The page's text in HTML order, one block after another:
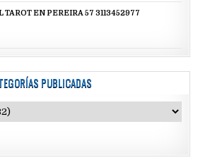
TAROT EN PEREIRA 57 3113452977
PUBLICADAS